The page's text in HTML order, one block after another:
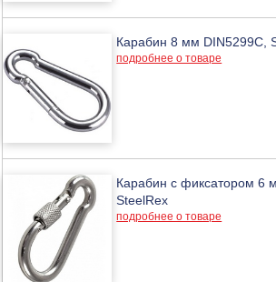
Карабин 8 мм DIN5299C,
подробнее о товаре
Карабин с фиксатором 6
SteelRex
подробнее о товаре